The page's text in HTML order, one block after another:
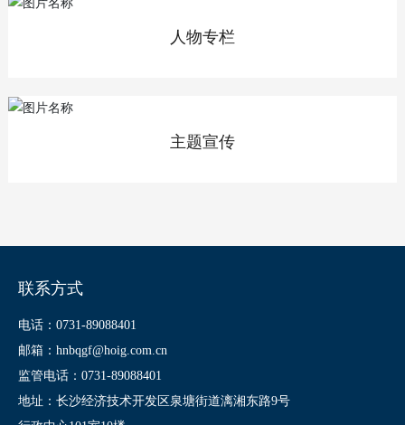
人物专栏
主题宣传
联系方式
电话：0731-89088401
邮箱：hnbqgf@hoig.com.cn
监管电话：0731-89088401
地址：长沙经济技术开发区泉塘街道漓湘东路9号